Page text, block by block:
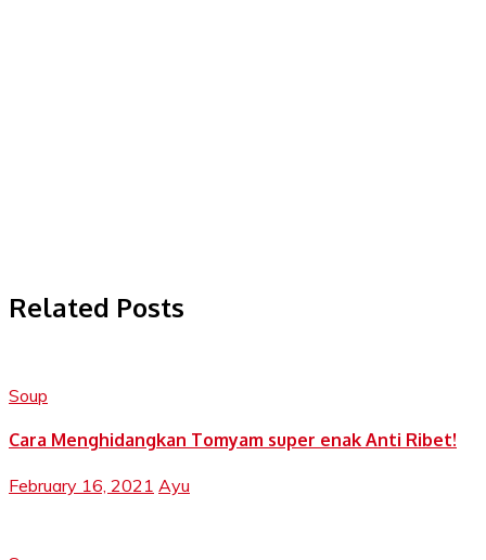
Related Posts
Soup
Cara Menghidangkan Tomyam super enak Anti Ribet!
February 16, 2021 Ayu